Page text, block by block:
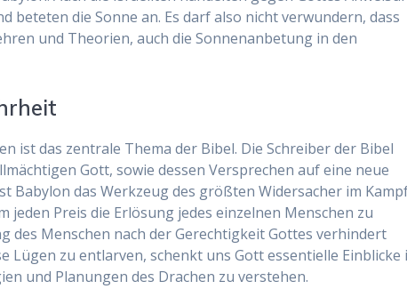
beteten die Sonne an. Es darf also nicht verwundern, dass
und Theorien, auch die Sonnenanbetung in den
ist das zentrale Thema der Bibel. Die Schreiber der Bibel
Gott, sowie dessen Versprechen auf eine neue
Babylon das Werkzeug des größten Widersacher im
jeden Preis die Erlösung jedes einzelnen Menschen zu
des Menschen nach der Gerechtigkeit Gottes verhindert
Lügen zu entlarven, schenkt uns Gott essentielle Einblicke
und Planungen des Drachen zu verstehen.